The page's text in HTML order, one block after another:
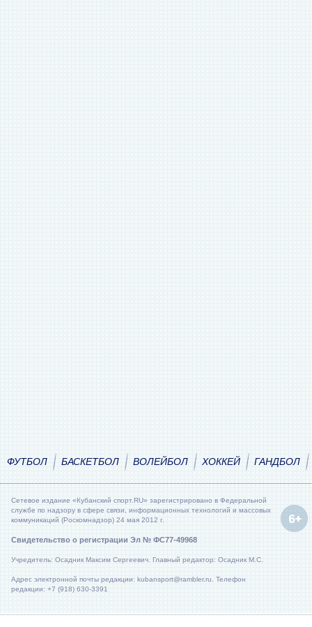
ФУТБОЛ БАСКЕТБОЛ ВОЛЕЙБОЛ ХОККЕЙ ГАНДБОЛ
Сетевое издание «Кубанский спорт.RU» зарегистрировано в Федеральной
службе по надзору в сфере связи, информационных технологий и массовых
коммуникаций (Роскомнадзор) 24 мая 2012 г.
Свидетельство о регистрации Эл № ФС77-49968
Учредитель: Осадник Максим Сергеевич. Главный редактор: Осадник М.С.
Адрес электронной почты редакции: kubansport@rambler.ru. Телефон
редакции: +7 (918) 630-3391